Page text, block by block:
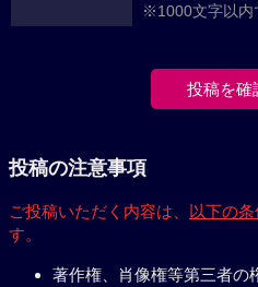
※1000文字以内
投稿の注意事項
ご投稿いただく内容は、 以下の
す。
著作権、肖像権等第三者の